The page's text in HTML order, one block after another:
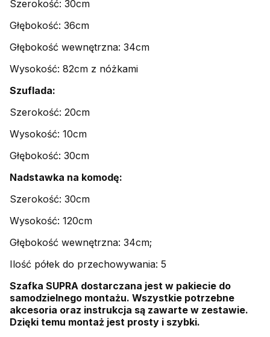
Szerokość: 30cm
Głębokość: 36cm
Głębokość wewnętrzna: 34cm
Wysokość: 82cm z nóżkami
Szuflada:
Szerokość: 20cm
Wysokość: 10cm
Głębokość: 30cm
Nadstawka na komodę:
Szerokość: 30cm
Wysokość: 120cm
Głębokość wewnętrzna: 34cm;
Ilość półek do przechowywania: 5
Szafka SUPRA dostarczana jest w pakiecie do
samodzielnego montażu. Wszystkie potrzebne
akcesoria oraz instrukcja są zawarte w zestawie.
Dzięki temu montaż jest prosty i szybki.